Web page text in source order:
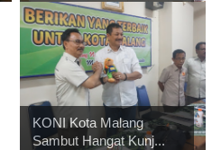
KONI Kota Malang
Sambut Hangat Kunj...